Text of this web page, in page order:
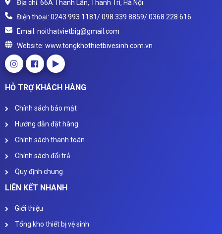
Địa chỉ: 66A Thanh Lân, Thanh Trì, Hà Nội
Điện thoại: 0243 993 1181/ 098 339 8859/ 0368 228 616
Email: noithatvietbig@gmail.com
Website: www.tongkhothietbivesinh.com.vn
HỖ TRỢ KHÁCH HÀNG
Chính sách bảo mật
Hướng dẫn đặt hàng
Chính sách thanh toán
Chính sách đổi trả
Quy định chung
LIÊN KẾT NHANH
Giới thiệu
Tổng kho thiết bị vệ sinh